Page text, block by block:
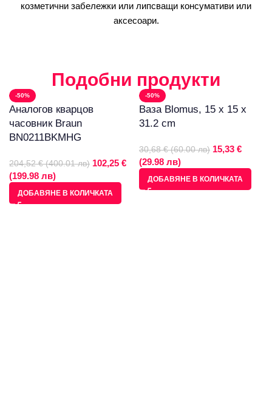
козметични забележки или липсващи консумативи или
аксесоари.
Подобни продукти
-50%
Аналогов кварцов
часовник Braun
BN0211BKMHG
204,52 € (400.01 лв) 102,25 €
(199.98 лв)
ДОБАВЯНЕ В КОЛИЧКАТА
-50%
Ваза Blomus, 15 x 15 x
31.2 cm
30,68 € (60.00 лв) 15,33 €
(29.98 лв)
ДОБАВЯНЕ В КОЛИЧКАТА